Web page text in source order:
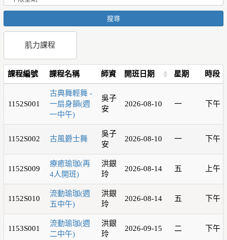
搜尋
肌力課程
課程編號 課程名稱 師資 開班日期 星期 時段
1152S001
古典舞輕舞 -
一扇身韻(週
一中午)
吳子
安
2026-08-10 一 下午
1152S002 古風爵士舞
吳子
安
2026-08-10 一 下午
1152S009
療癒瑜珈(再
4人開班)
洪銀
玲
2026-08-14 五 上午
1152S010
流動瑜珈(週
五中午)
洪銀
玲
2026-08-14 五 下午
1153S001
流動瑜珈(週
二中午)
洪銀
玲
2026-09-15 二 下午